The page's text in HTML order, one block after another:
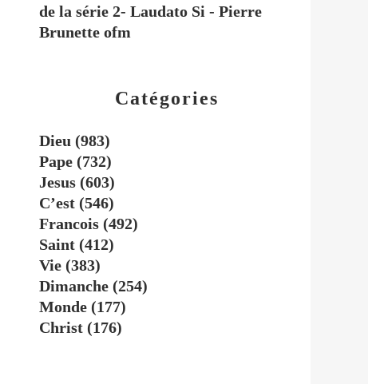
Catégories
Dieu (983)
Pape (732)
Jesus (603)
C’est (546)
Francois (492)
Saint (412)
Vie (383)
Dimanche (254)
Monde (177)
Christ (176)
de la série 2- Laudato Si - Pierre
Brunette ofm